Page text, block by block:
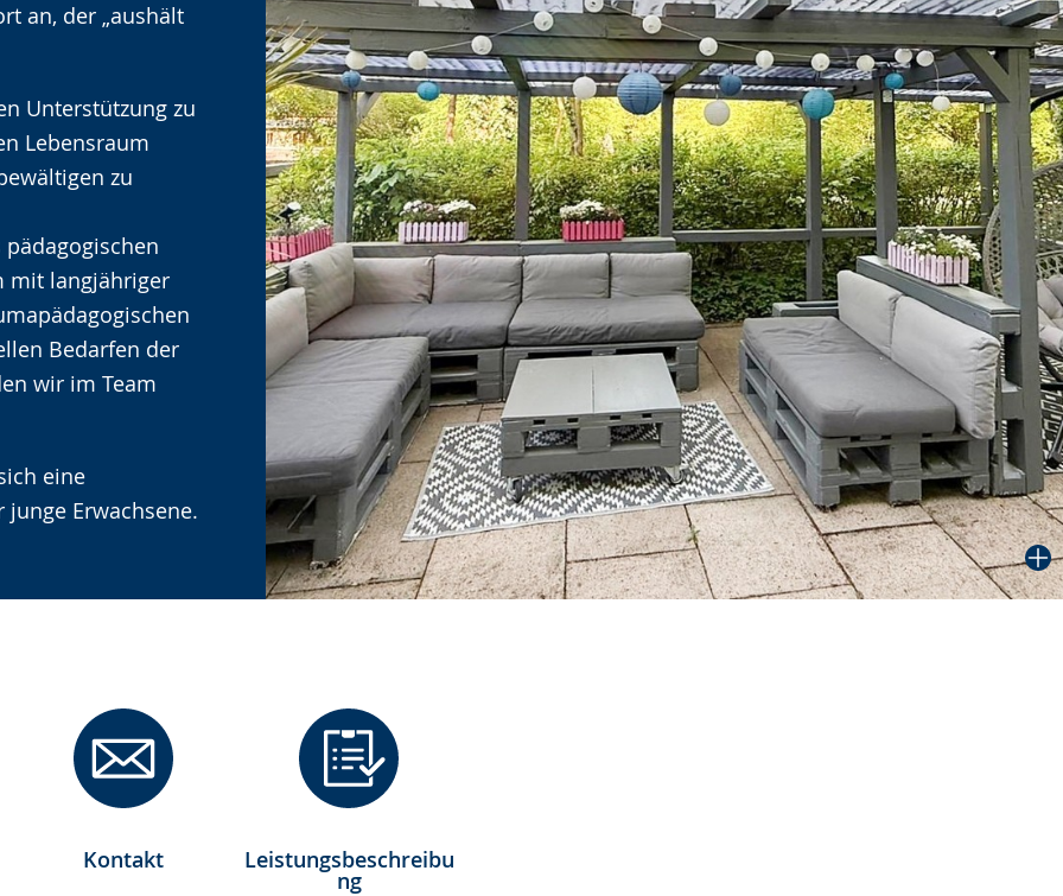
an, der „aushält
Unterstützung zu
Lebensraum
zu
mit langjähriger
Bedarfen der
wir im Team
eine
Erwachsene.
Kontakt Leistungsbeschreibu
ng